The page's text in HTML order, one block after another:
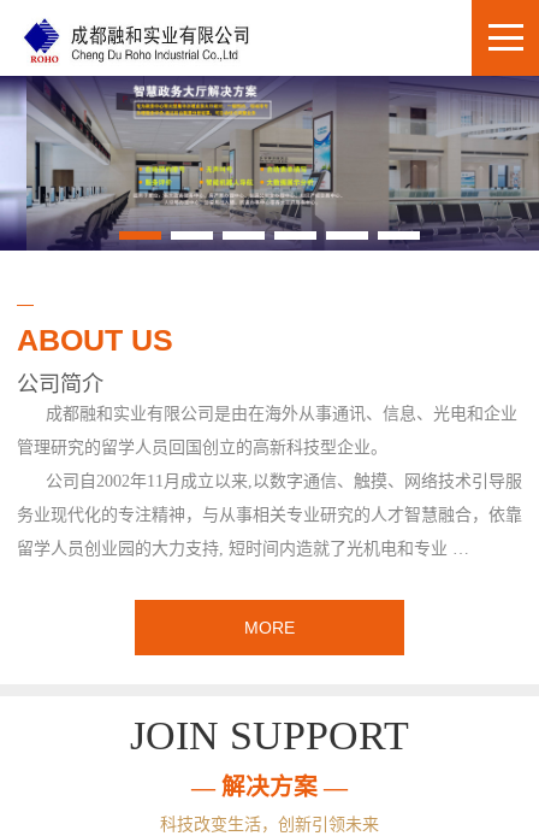
ABOUT US
公司简介
成都融和实业有限公司是由在海外从事通讯、信息、光电和企业
管理研究的留学人员回国创立的高新科技型企业。
公司自2002年11月成立以来,以数字通信、触摸、网络技术引导服
务业现代化的专注精神，与从事相关专业研究的人才智慧融合，依靠
留学人员创业园的大力支持, 短时间内造就了光机电和专业 …
MORE
JOIN SUPPORT
— 解决方案 —
科技改变生活，创新引领未来